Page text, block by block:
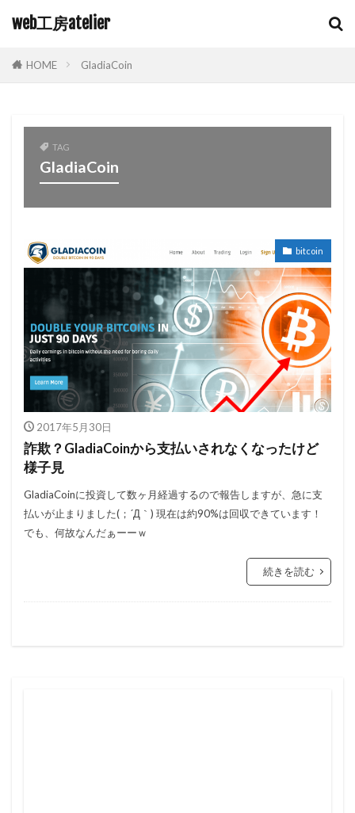
web工房atelier
HOME GladiaCoin
TAG
GladiaCoin
bitcoin
2017年5月30日
詐欺？GladiaCoinから支払いされなくなったけど
様子見
GladiaCoinに投資して数ヶ月経過するので報告しますが、急に支
払いが止まりました(；´Д｀) 現在は約90%は回収できています！
でも、何故なんだぁーーｗ
続きを読む